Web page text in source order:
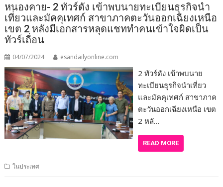
หนองคาย- 2 ทัวร์ดัง เข้าพบนายทะเบียนธุรกิจนำ
เที่ยวและมัคคุเทศก์ สาขาภาคตะวันออกเฉียงเหนือ
เขต 2 หลังมีเอกสารหลุดแชททำคนเข้าใจผิดเป็น
ทัวร์เถื่อน
04/07/2024 esandailyonline.com
2 ทัวร์ดัง เข้าพบนาย
ทะเบียนธุรกิจนำเที่ยว
และมัคคุเทศก์ สาขาภาค
ตะวันออกเฉียงเหนือ เขต
2 หลั…
READ MORE
ในประเทศ